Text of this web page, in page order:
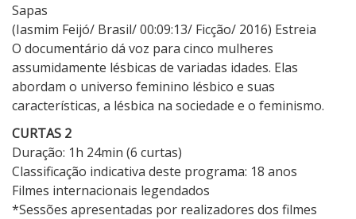
Sapas
(Iasmim Feijó/ Brasil/ 00:09:13/ Ficção/ 2016) Estreia
O documentário dá voz para cinco mulheres
assumidamente lésbicas de variadas idades. Elas
abordam o universo feminino lésbico e suas
características, a lésbica na sociedade e o feminismo.
CURTAS 2
Duração: 1h 24min (6 curtas)
Classificação indicativa deste programa: 18 anos
Filmes internacionais legendados
*Sessões apresentadas por realizadores dos filmes